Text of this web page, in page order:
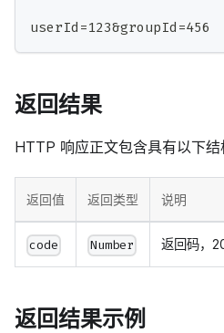
userId=123&groupId=456
返回结果
HTTP 响应正文包含具有以下结
返回值 返回类型 说明
code Number 返回码，
返回结果示例